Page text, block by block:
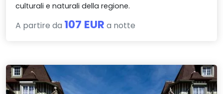
culturali e naturali della regione.
A partire da 107 EUR a notte